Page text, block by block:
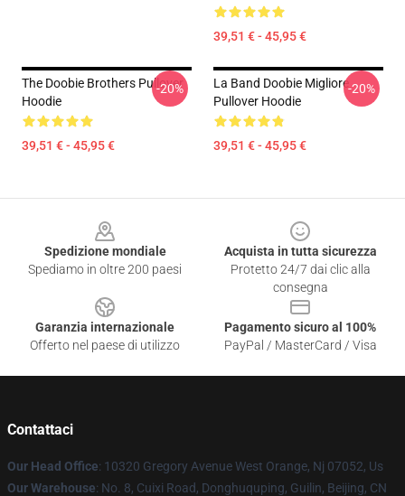
39,51 € - 45,95 €
The Doobie Brothers Pullover
Hoodie
39,51 € - 45,95 €
-20%
La Band Doobie Migliore
Pullover Hoodie
39,51 € - 45,95 €
-20%
Spedizione mondiale
Spediamo in oltre 200 paesi
Acquista in tutta sicurezza
Protetto 24/7 dai clic alla
consegna
Garanzia internazionale
Offerto nel paese di utilizzo
Pagamento sicuro al 100%
PayPal / MasterCard / Visa
Contattaci
Our Head Office: 10320 Gregory Avenue West Orange, Nj 07052, Us
Our Warehouse: No. 8, Cuixi Road, Donghuquping, Guilin, Beijing, CN